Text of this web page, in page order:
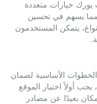
يورك خيارات متعددة
مما يسهم في تحسين
يتمكن المستخدمون
الأساسية لضمان
يجب أولاً اختيار الموقع
بعيدًا عن مصادر